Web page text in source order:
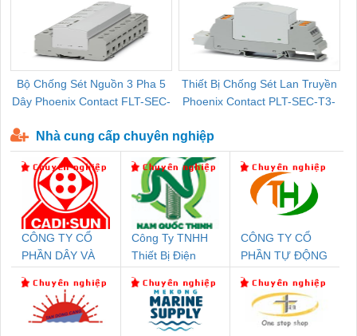
Bộ Chống Sét Nguồn 3 Pha 5
Dây Phoenix Contact FLT-SEC-
Thiết Bị Chống Sét Lan Truyền
Phoenix Contact PLT-SEC-T3-
Nhà cung cấp chuyên nghiệp
CÔNG TY CỔ
PHẦN DÂY VÀ
THƯỢNG ĐÌNH
Công Ty TNHH
Thiết Bị Điện
CÔNG TY CỔ
PHẦN TỰ ĐỘNG